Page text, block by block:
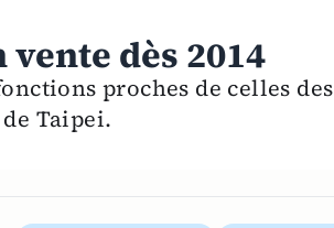
dès 2014
proches de celles des
Taipei.